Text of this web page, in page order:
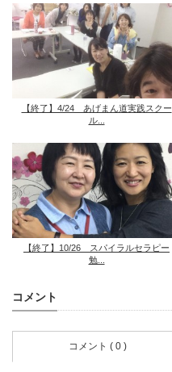
【終了】4/24 あげまん道実践スクー
ル...
【終了】10/26 スパイラルセラピー
勉...
コメント
コメント ( 0 )